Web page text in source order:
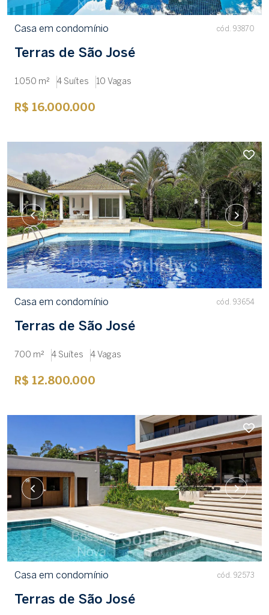
Casa em condomínio cód. 93870
Terras de São José
1.050 m² 4 Suítes 10 Vagas
R$ 16.000.000
Casa em condomínio cód. 93654
Terras de São José
700 m² 4 Suítes 4 Vagas
R$ 12.800.000
Casa em condomínio cód. 92573
Terras de São José